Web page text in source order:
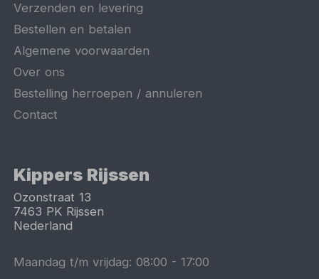
Verzenden en levering
Bestellen en betalen
Algemene voorwaarden
Over ons
Bestelling herroepen / annuleren
Contact
Kippers Rijssen
Ozonstraat 13
7463 PK Rijssen
Nederland
Maandag t/m vrijdag:08:00 -17:00